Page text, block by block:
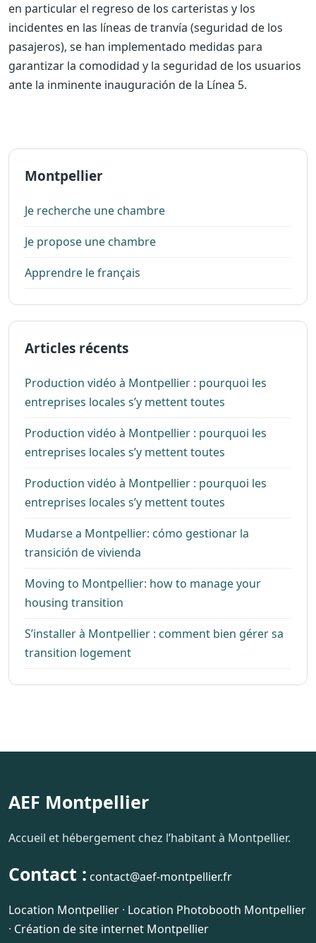
en particular el regreso de los carteristas y los
incidentes en las líneas de tranvía (seguridad de los
pasajeros), se han implementado medidas para
garantizar la comodidad y la seguridad de los usuarios
ante la inminente inauguración de la Línea 5.
Montpellier
Je recherche une chambre
Je propose une chambre
Apprendre le français
Articles récents
Production vidéo à Montpellier : pourquoi les
entreprises locales s’y mettent toutes
Production vidéo à Montpellier : pourquoi les
entreprises locales s’y mettent toutes
Production vidéo à Montpellier : pourquoi les
entreprises locales s’y mettent toutes
Mudarse a Montpellier: cómo gestionar la
transición de vivienda
Moving to Montpellier: how to manage your
housing transition
S’installer à Montpellier : comment bien gérer sa
transition logement
AEF Montpellier
Accueil et hébergement chez l’habitant à Montpellier.
Contact : contact@aef-montpellier.fr
Location Montpellier · Location Photobooth Montpellier
· Création de site internet Montpellier